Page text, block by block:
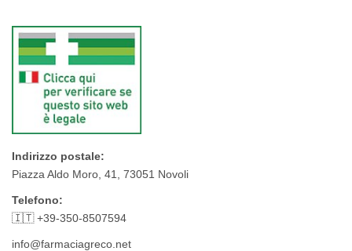
Indirizzo postale:
Piazza Aldo Moro, 41, 73051 Novoli
Telefono:
🇮🇹 +39-350-8507594
info@farmaciagreco.net